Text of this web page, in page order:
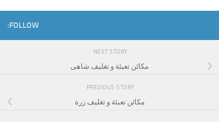
FOLLOW:
NEXT STORY
مكائن تعبئة و تغليف شاهى
PREVIOUS STORY
مكائن تعبئة و تغليف زرة